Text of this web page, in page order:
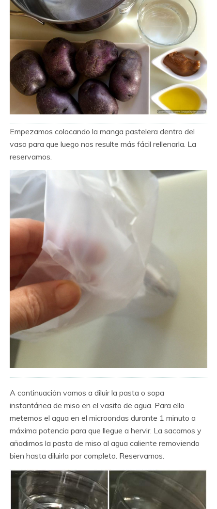
Empezamos colocando la manga pastelera dentro del
vaso para que luego nos resulte más fácil rellenarla. La
reservamos.
A continuación vamos a diluir la pasta o sopa
instantánea de miso en el vasito de agua. Para ello
metemos el agua en el microondas durante 1 minuto a
máxima potencia para que llegue a hervir. La sacamos y
añadimos la pasta de miso al agua caliente removiendo
bien hasta diluirla por completo. Reservamos.